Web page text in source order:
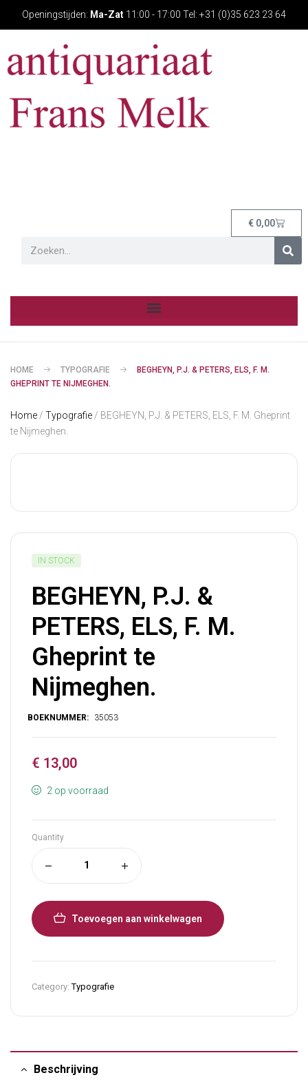
Openingstijden: Ma-Zat 11:00 - 17:00 Tel: +31 (0)35 623 23 64
€ 0,00
HOME TYPOGRAFIE
BEGHEYN, P.J. & PETERS, ELS, F. M.
GHEPRINT TE NIJMEGHEN.
Home / Typografie / BEGHEYN, P.J. & PETERS, ELS, F. M. Gheprint
te Nijmeghen.
IN STOCK
BEGHEYN, P.J. &
PETERS, ELS, F. M.
Gheprint te
Nijmeghen.
€ 13,00
2 op voorraad
Quantity
Toevoegen aan winkelwagen
Category:Typografie
Beschrijving